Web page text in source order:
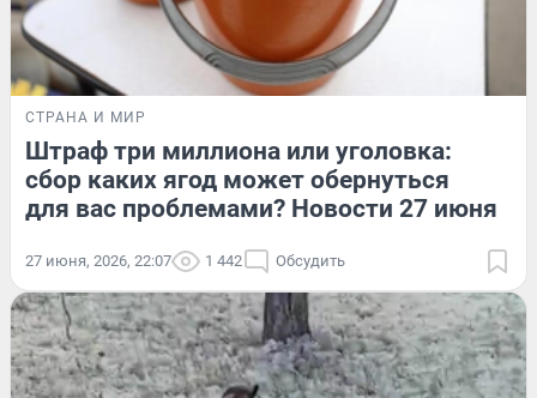
СТРАНА И МИР
Штраф три миллиона или уголовка:
сбор каких ягод может обернуться
для вас проблемами? Новости 27 июня
27 июня, 2026, 22:07 1 442 Обсудить